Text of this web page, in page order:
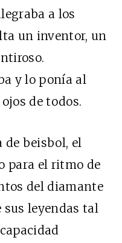
a los
un inventor, un
y lo ponía al
de todos.
de beisbol, el
para el ritmo de
del diamante
leyendas tal